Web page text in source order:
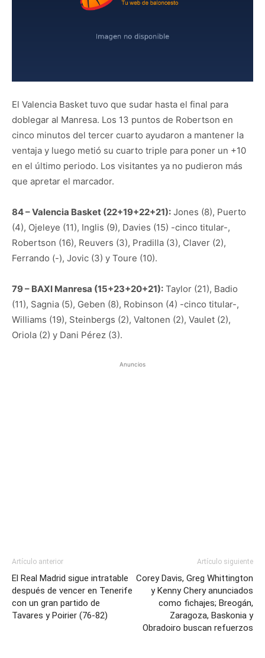
El Valencia Basket tuvo que sudar hasta el final para
doblegar al Manresa. Los 13 puntos de Robertson en
cinco minutos del tercer cuarto ayudaron a mantener la
ventaja y luego metió su cuarto triple para poner un +10
en el último periodo. Los visitantes ya no pudieron más
que apretar el marcador.
84 – Valencia Basket (22+19+22+21): Jones (8), Puerto
(4), Ojeleye (11), Inglis (9), Davies (15) -cinco titular-,
Robertson (16), Reuvers (3), Pradilla (3), Claver (2),
Ferrando (-), Jovic (3) y Toure (10).
79 – BAXI Manresa (15+23+20+21): Taylor (21), Badio
(11), Sagnia (5), Geben (8), Robinson (4) -cinco titular-,
Williams (19), Steinbergs (2), Valtonen (2), Vaulet (2),
Oriola (2) y Dani Pérez (3).
Anuncios
Artículo anterior
El Real Madrid sigue intratable
después de vencer en Tenerife
con un gran partido de
Tavares y Poirier (76-82)
Artículo siguiente
Corey Davis, Greg Whittington
y Kenny Chery anunciados
como fichajes; Breogán,
Zaragoza, Baskonia y
Obradoiro buscan refuerzos